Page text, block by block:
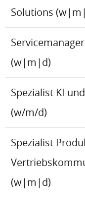
Solutions
(w|m|d)
Spezialist KI
(w/m/d)
Spezialist
(w|m|d)